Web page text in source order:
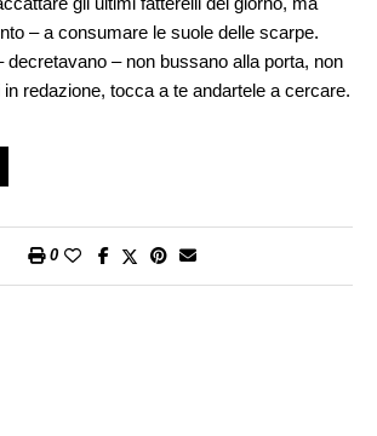
– a consumare le suole delle scarpe.
decretavano – non bussano alla porta, non
redazione, tocca a te andartele a cercare.
davanti al computer e aspettare
dei tali. O – alla peggio – compulsare il sito
sul social da cui «prendere a
da riscrivere e riproporre. Il
0